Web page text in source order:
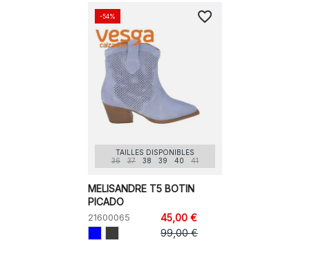
TAILLES DISPONIBLES
36
37 38 39 40 41
MELISANDRE T5 BOTIN
PICADO
21600065
45,00 €
99,00 €
-54% favorite_border